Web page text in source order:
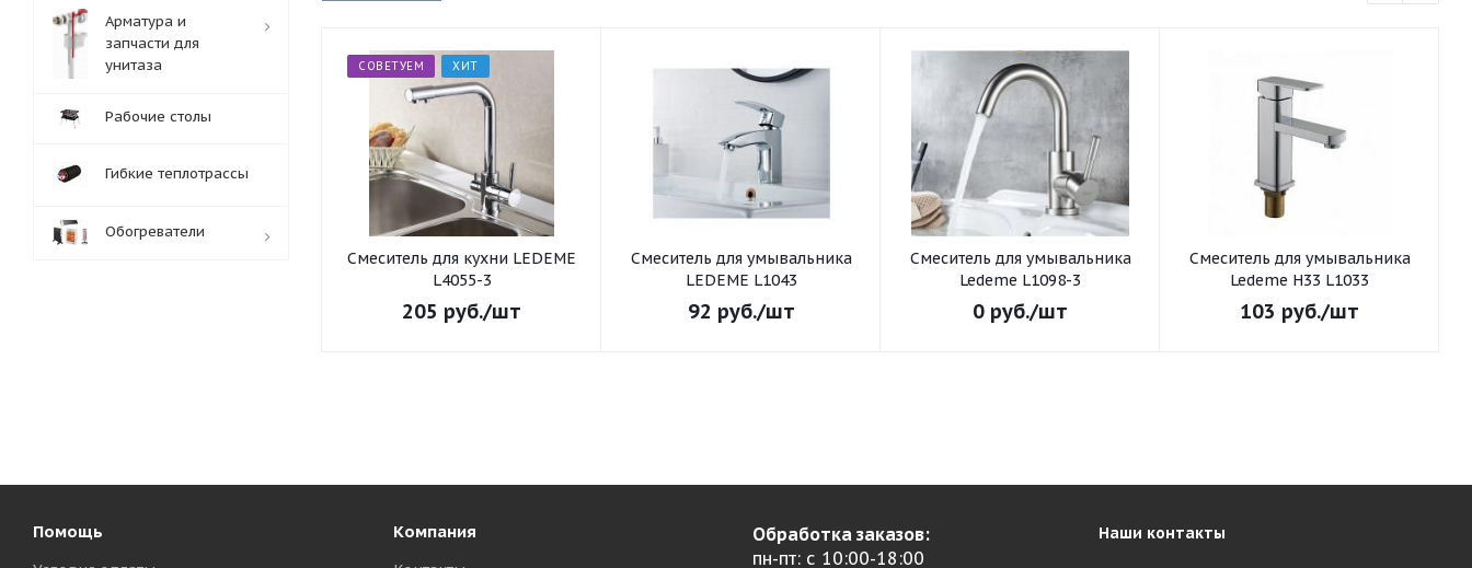
СОВЕТУЕМ ХИТ
Смеситель для кухни LEDEME
L4055-3
205 руб./шт
Смеситель для умывальника
LEDEME L1043
92 руб./шт
Смеситель для умывальника
Ledeme L1098-3
0 руб./шт
Смеситель для умывальника
Ledeme H33 L1033
103 руб./шт
Арматура и
запчасти для
унитаза
Рабочие столы
Гибкие теплотрассы
Обогреватели
Помощь Компания
Обработка заказов:
пн-пт: с 10:00-18:00
Наши контакты